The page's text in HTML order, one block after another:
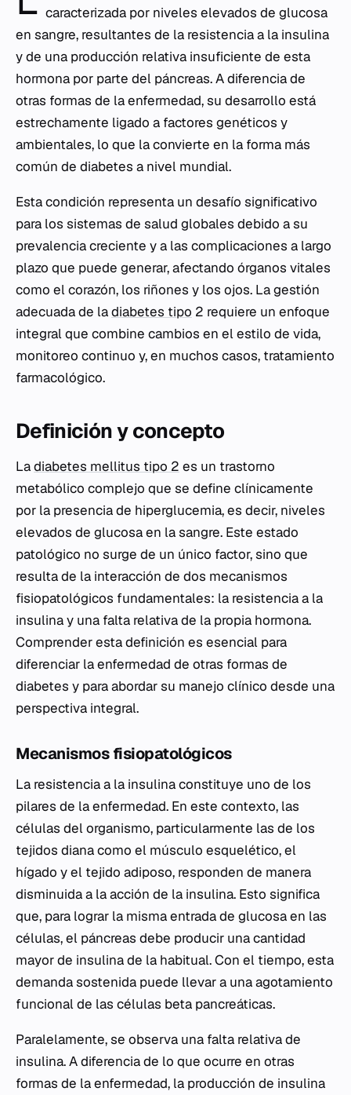
caracterizada por niveles elevados de glucosa
en sangre, resultantes de la resistencia a la insulina
y de una producción relativa insuficiente de esta
hormona por parte del páncreas. A diferencia de
otras formas de la enfermedad, su desarrollo está
estrechamente ligado a factores genéticos y
ambientales, lo que la convierte en la forma más
común de diabetes a nivel mundial.
Esta condición representa un desafío significativo
para los sistemas de salud globales debido a su
prevalencia creciente y a las complicaciones a largo
plazo que puede generar, afectando órganos vitales
como el corazón, los riñones y los ojos. La gestión
adecuada de ladiabetes tipo 2 requiere un enfoque
integral que combine cambios en el estilo de vida,
monitoreo continuo y, en muchos casos, tratamiento
farmacológico.
Definición y concepto
Ladiabetes mellitus tipo 2 es un trastorno
metabólico complejo que se define clínicamente
por la presencia de hiperglucemia, es decir, niveles
elevados de glucosa en la sangre. Este estado
patológico no surge de un único factor, sino que
resulta de la interacción de dos mecanismos
fisiopatológicos fundamentales: la resistencia a la
insulina y una falta relativa de la propia hormona.
Comprender esta definición es esencial para
diferenciar la enfermedad de otras formas de
diabetes y para abordar su manejo clínico desde una
perspectiva integral.
Mecanismos fisiopatológicos
La resistencia a la insulina constituye uno de los
pilares de la enfermedad. En este contexto, las
células del organismo, particularmente las de los
tejidos diana como el músculo esquelético, el
hígado y el tejido adiposo, responden de manera
disminuida a la acción de la insulina. Esto significa
que, para lograr la misma entrada de glucosa en las
células, el páncreas debe producir una cantidad
mayor de insulina de la habitual. Con el tiempo, esta
demanda sostenida puede llevar a una agotamiento
funcional de las células beta pancreáticas.
Paralelamente, se observa una falta relativa de
insulina. A diferencia de lo que ocurre en otras
formas de la enfermedad, la producción de insulina